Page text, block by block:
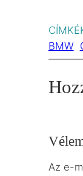
BMW
Az e-